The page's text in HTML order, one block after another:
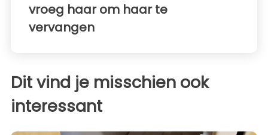
vroeg haar om haar te
vervangen
Dit vind je misschien ook
interessant